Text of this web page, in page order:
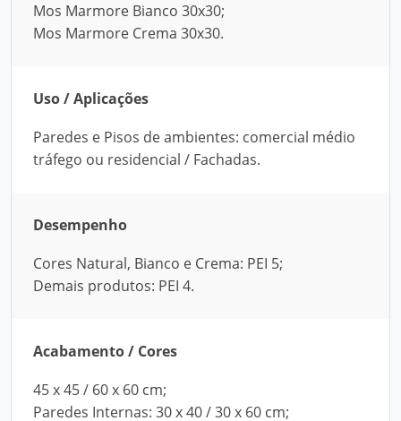
Mos Marmore Bianco 30x30;
Mos Marmore Crema 30x30.
Uso / Aplicações
Paredes e Pisos de ambientes: comercial médio
tráfego ou residencial / Fachadas.
Desempenho
Cores Natural, Bianco e Crema: PEI 5;
Demais produtos: PEI 4.
Acabamento / Cores
45 x 45 / 60 x 60 cm;
Paredes Internas: 30 x 40 / 30 x 60 cm;